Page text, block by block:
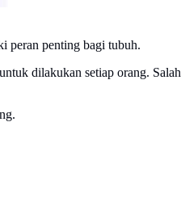
peran penting bagi tubuh.
dilakukan setiap orang.